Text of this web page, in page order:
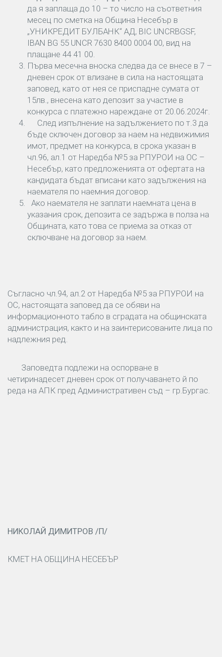
да я заплаща до 10 – то число на съответния
месец по сметка на Община Несебър в
„УНИКРЕДИТ БУЛБАНК“ АД, ВIС UNCRBGSF,
IBAN BG 55 UNCR 7630 8400 0004 00, вид на
плащане 44 41 00.
Първа месечна вноска следва да се внесе в 7 –
дневен срок от влизане в сила на настоящата
заповед, като от нея се приспадне сумата от
15лв., внесена като депозит за участие в
конкурса с платежно нареждане от 20.06.2024г.
След изпълнение на задължението по т.3 да
бъде сключен договор за наем на недвижимия
имот, предмет на конкурса, в срока указан в
чл.96, ал.1 от Наредба №5 за РПУРОИ на ОС –
Несебър, като предложенията от офертата на
кандидата бъдат вписани като задължения на
наемателя по наемния договор.
Ако наемателя не заплати наемната цена в
указания срок, депозита се задържа в полза на
Общината, като това се приема за отказ от
сключване на договор за наем.
Съгласно чл.94, ал.2 от Наредба №5 за РПУРОИ на
ОС, настоящата заповед да се обяви на
информационното табло в сградата на общинската
администрация, както и на заинтерисованите лица по
надлежния ред.
Заповедта подлежи на оспорване в
четиринадесет дневен срок от получаването й по
реда на АПК пред Административен съд – гр.Бургас.
НИКОЛАЙ ДИМИТРОВ /П/
КМЕТ НА ОБЩИНА НЕСЕБЪР